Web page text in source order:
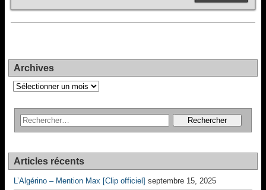
Archives
Archives
Articles récents
L’Algérino – Mention Max [Clip officiel] septembre 15, 2025